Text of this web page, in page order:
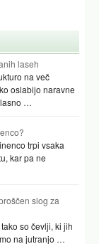
laseh
na več
oslabijo naravne
lasno …
trpi vsaka
kar pa ne
slog za
so čevlji, ki jih
na jutranjo …